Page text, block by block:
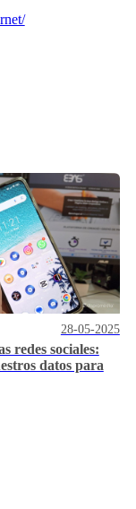
redes sociales:
datos para
28-05-2025